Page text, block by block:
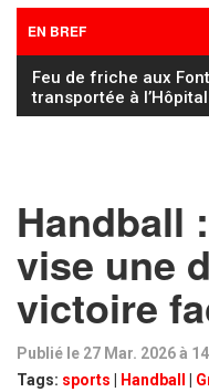
EN BREF
FC Sochaux
avant d’affronter un
Handball
vise une
victoire
Publié le 27 Mar. 2026 à
Tags: sports Handball